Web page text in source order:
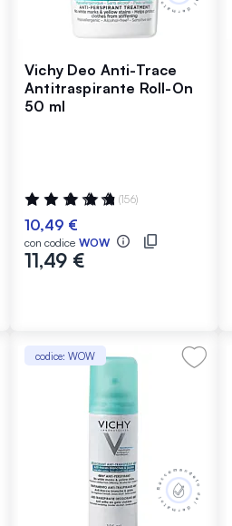
Vichy Deo Anti-Trace
Antitraspirante Roll-On
50 ml
Valutazione:
99%
(156)
10,49 €
con codice WOW
11,49 €
codice: WOW